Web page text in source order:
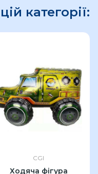
категорії:
CGI
Ходяча фігура